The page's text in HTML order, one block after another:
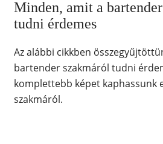
Minden, amit a
tudni érdemes
Az alábbi cikkben
bartender szakmáról tudni
komplettebb képet kaphassunk
szakmáról.